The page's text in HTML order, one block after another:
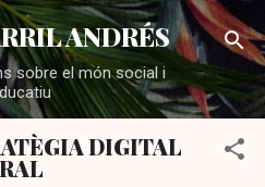
principal
ANDRÉS
sobre el món social i
DIGITAL